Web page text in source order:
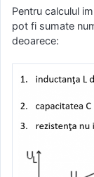
Pentru calculul
pot fi sumate
deoarece: